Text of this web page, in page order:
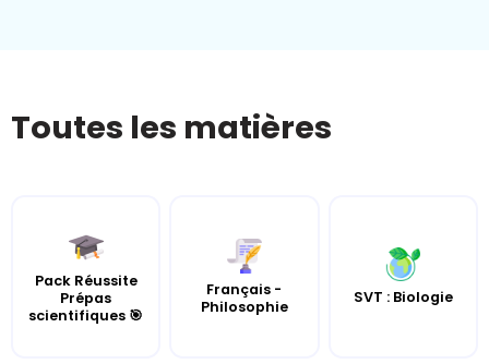
Toutes les matières
Pack Réussite
Prépas
scientifiques 🎯
Français -
Philosophie
SVT : Biologie